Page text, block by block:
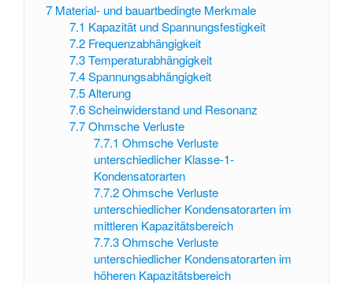
7 Material- und bauartbedingte Merkmale
7.1 Kapazität und Spannungsfestigkeit
7.2 Frequenzabhängigkeit
7.3 Temperaturabhängigkeit
7.4 Spannungsabhängigkeit
7.5 Alterung
7.6 Scheinwiderstand und Resonanz
7.7 Ohmsche Verluste
7.7.1 Ohmsche Verluste
unterschiedlicher Klasse-1-
Kondensatorarten
7.7.2 Ohmsche Verluste
unterschiedlicher Kondensatorarten im
mittleren Kapazitätsbereich
7.7.3 Ohmsche Verluste
unterschiedlicher Kondensatorarten im
höheren Kapazitätsbereich